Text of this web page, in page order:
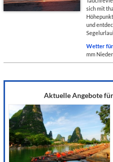
sich mit
und
Wetter für
mm
Aktuelle Angebote